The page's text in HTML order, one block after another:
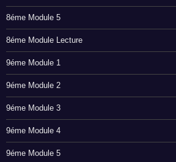
8éme Module 5
8éme Module Lecture
9éme Module 1
9éme Module 2
9éme Module 3
9éme Module 4
9éme Module 5